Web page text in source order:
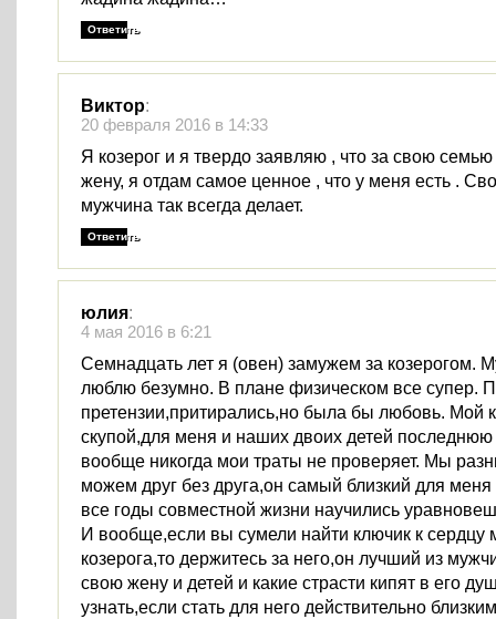
Ответить
Виктор:
20 февраля 2016 в 14:33
Я козерог и я твердо заявляю , что за свою
жену, я отдам самое ценное , что у меня есть .
мужчина так всегда делает.
Ответить
юлия:
4 мая 2016 в 6:21
Семнадцать лет я (овен) замужем за козерогом.
люблю безумно. В плане физическом все супер.
претензии,притирались,но была бы любовь. Мой
скупой,для меня и наших двоих детей последнюю
вообще никогда мои траты не проверяет. Мы
можем друг без друга,он самый близкий для
все годы совместной жизни научились
И вообще,если вы сумели найти ключик к сердцу
козерога,то держитесь за него,он лучший из
свою жену и детей и какие страсти кипят в его
узнать,если стать для него действительно